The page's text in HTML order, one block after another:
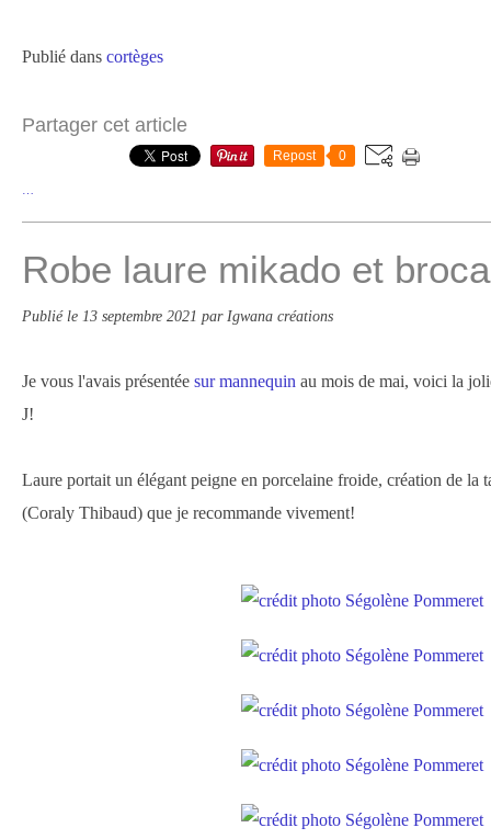
Publié dans cortèges
Partager cet article
Repost 0
Robe laure mikado et
Publié le 13 septembre 2021 par Igwana créations
Je vous l'avais présentée sur mannequin au mois de mai, voici la
J!
Laure portait un élégant peigne en porcelaine froide, création de la
(Coraly Thibaud) que je recommande vivement!